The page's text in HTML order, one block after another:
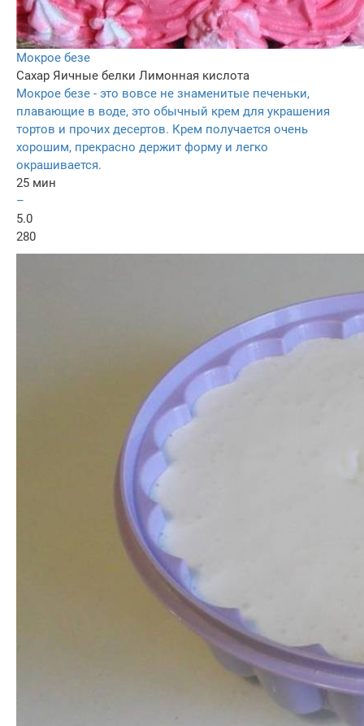
Мокрое безе
Сахар Яичные белки Лимонная кислота
Мокрое безе - это вовсе не знаменитые печеньки,
плавающие в воде, это обычный крем для украшения
тортов и прочих десертов. Крем получается очень
хорошим, прекрасно держит форму и легко
окрашивается.
25 мин
–
5.0
280